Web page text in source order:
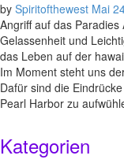
by Spiritofthewest Mai
Angriff auf das
Gelassenheit und
das Leben auf der
Im Moment steht uns
Dafür sind die
Pearl Harbor zu
Kategorien